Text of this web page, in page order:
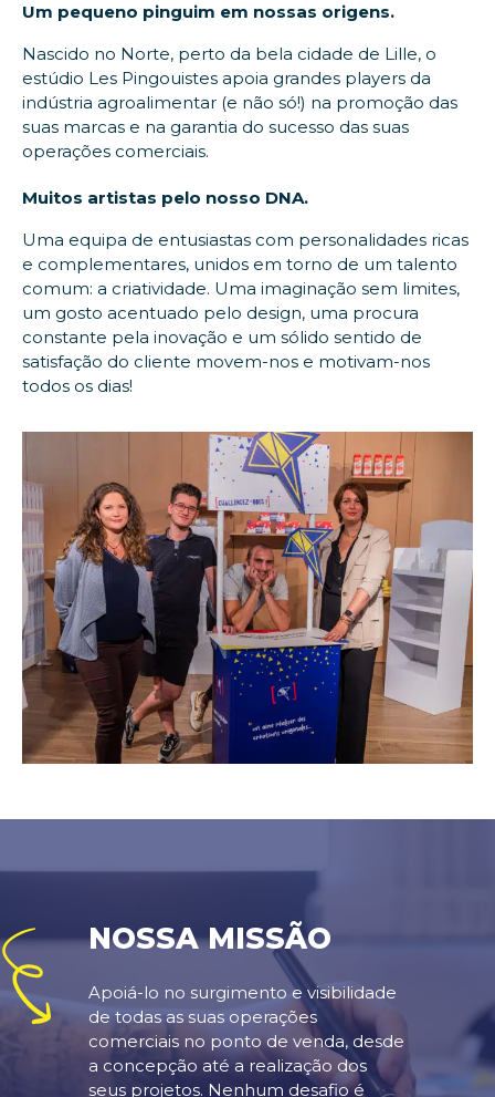
Um pequeno pinguim em nossas origens.
Nascido no Norte, perto da bela cidade de Lille, o
estúdio Les Pingouistes apoia grandes players da
indústria agroalimentar (e não só!) na promoção das
suas marcas e na garantia do sucesso das suas
operações comerciais.
Muitos artistas pelo nosso DNA.
Uma equipa de entusiastas com personalidades ricas
e complementares, unidos em torno de um talento
comum: a criatividade. Uma imaginação sem limites,
um gosto acentuado pelo design, uma procura
constante pela inovação e um sólido sentido de
satisfação do cliente movem-nos e motivam-nos
todos os dias!
NOSSA MISSÃO
Apoiá-lo no surgimento e visibilidade
de todas as suas operações
comerciais no ponto de venda, desde
a concepção até a realização dos
seus projetos. Nenhum desafio é